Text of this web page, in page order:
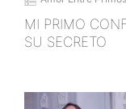
MI PRIMO
SU SECRETO